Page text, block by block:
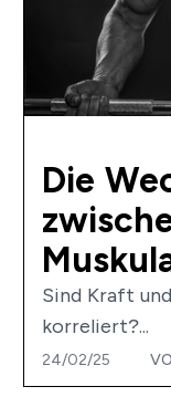
Die
Sind Kraft
korreliert?...
24/02/25